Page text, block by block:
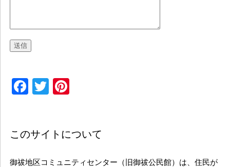
Facebook
Twitter
このサイトについて
御祓地区コミュニティセンター（旧御祓公民館）は、住民が